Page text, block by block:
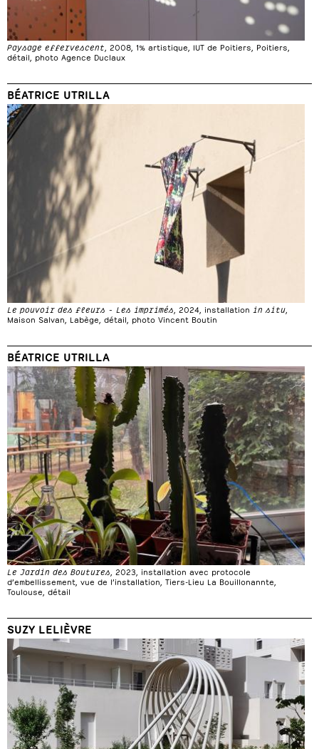
Paysage effervescent, 2008, 1% artistique, IUT de Poitiers, Poitiers,
détail, photo Agence Duclaux
BÉATRICE UTRILLA
Le pouvoir des fleurs - Les imprimés , 2024, installation in situ
Maison Salvan, Labège, détail, photo Vincent Boutin
BÉATRICE UTRILLA
Le Jardin des Boutures , 2023, installation avec protocole
d’embellissement, vue de l’installation, Tiers-Lieu La Bouillonannte,
Toulouse, détail
SUZY LELIÈVRE